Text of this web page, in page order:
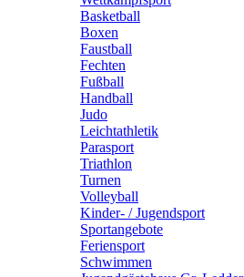
Basketball
Boxen
Faustball
Fechten
Fußball
Handball
Judo
Leichtathletik
Parasport
Triathlon
Turnen
Volleyball
Kinder- / Jugendsport
Sportangebote
Feriensport
Schwimmen